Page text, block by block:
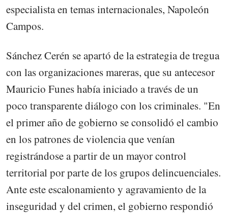
especialista en temas internacionales, Napoleón
Campos.
Sánchez Cerén se apartó de la estrategia de tregua
con las organizaciones mareras, que su antecesor
Mauricio Funes había iniciado a través de un
poco transparente diálogo con los criminales. "En
el primer año de gobierno se consolidó el cambio
en los patrones de violencia que venían
registrándose a partir de un mayor control
territorial por parte de los grupos delincuenciales.
Ante este escalonamiento y agravamiento de la
inseguridad y del crimen, el gobierno respondió